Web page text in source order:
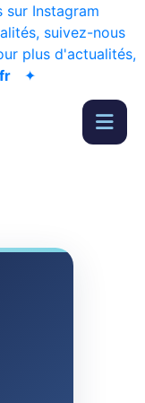
sur Instagram
suivez-nous
plus d'actualités,
✦